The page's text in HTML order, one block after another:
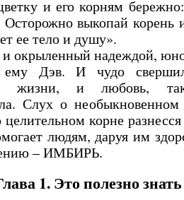
и его корням
выкопай корень
ее тело и душу».
окрыленный надеждой,
ему Дэв. И чудо
к жизни, и любовь,
Слух о
целительном корне
людям, даруя им
– ИМБИРЬ.
1. Это полезно знать